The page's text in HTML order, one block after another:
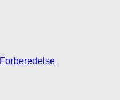
Forberedelse